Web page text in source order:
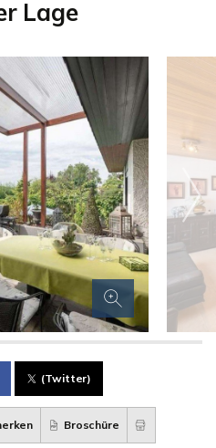
Lage
(Twitter)
Broschüre